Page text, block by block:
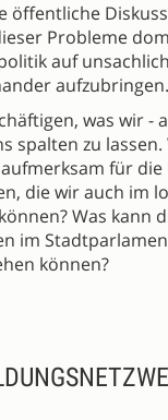
öffentliche
Probleme
auf
aufzubringen.
was wir
spalten zu
für
die wir auch im
Was kann
im
können?